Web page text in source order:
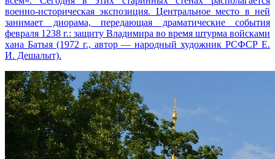
военно-историческая экспозиция. Центральное место в ней
занимает диорама, передающая драматические события
февраля 1238 г.: защиту Владимира во время штурма войсками
хана Батыя (1972 г., автор — народный художник РСФСР Е.
И. Дешалыт).